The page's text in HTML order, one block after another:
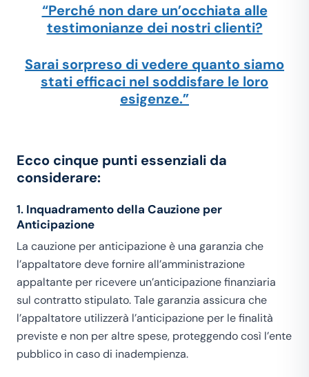
“Perché non dare un’occhiata alle
testimonianze dei nostri clienti?
Sarai sorpreso di vedere quanto siamo
stati efficaci nel soddisfare le loro
esigenze.”
Ecco cinque punti essenziali da
considerare:
1. Inquadramento della Cauzione per
Anticipazione
La cauzione per anticipazione è una garanzia che
l’appaltatore deve fornire all’amministrazione
appaltante per ricevere un’anticipazione finanziaria
sul contratto stipulato. Tale garanzia assicura che
l’appaltatore utilizzerà l’anticipazione per le finalità
previste e non per altre spese, proteggendo così l’ente
pubblico in caso di inadempienza.